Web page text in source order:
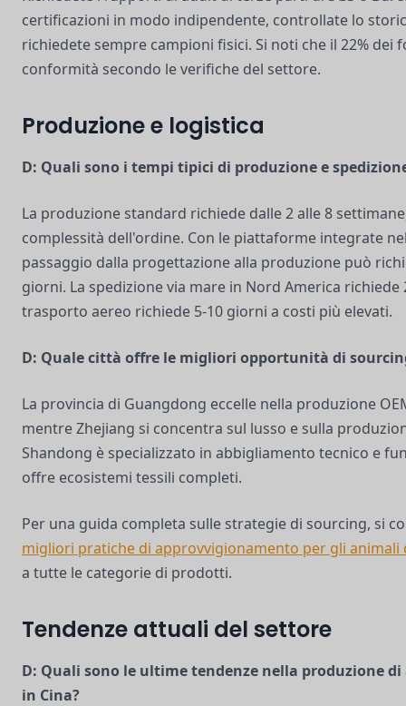
certificazioni in modo indipendente, controllate lo
richiedete sempre campioni fisici. Si noti che il 22% dei
conformità secondo le verifiche del settore.
Produzione e logistica
D: Quali sono i tempi tipici di produzione e
La produzione standard richiede dalle 2 alle 8
complessità dell'ordine. Con le piattaforme integrate
passaggio dalla progettazione alla produzione può
giorni. La spedizione via mare in Nord America
trasporto aereo richiede 5-10 giorni a costi più elevati.
D: Quale città offre le migliori opportunità di
La provincia di Guangdong eccelle nella produzione
mentre Zhejiang si concentra sul lusso e sulla
Shandong è specializzato in abbigliamento tecnico e
offre ecosistemi tessili completi.
Per una guida completa sulle strategie di sourcing, si
migliori pratiche di approvvigionamento per gli animali
a tutte le categorie di prodotti.
Tendenze attuali del settore
D: Quali sono le ultime tendenze nella produzione
in Cina?